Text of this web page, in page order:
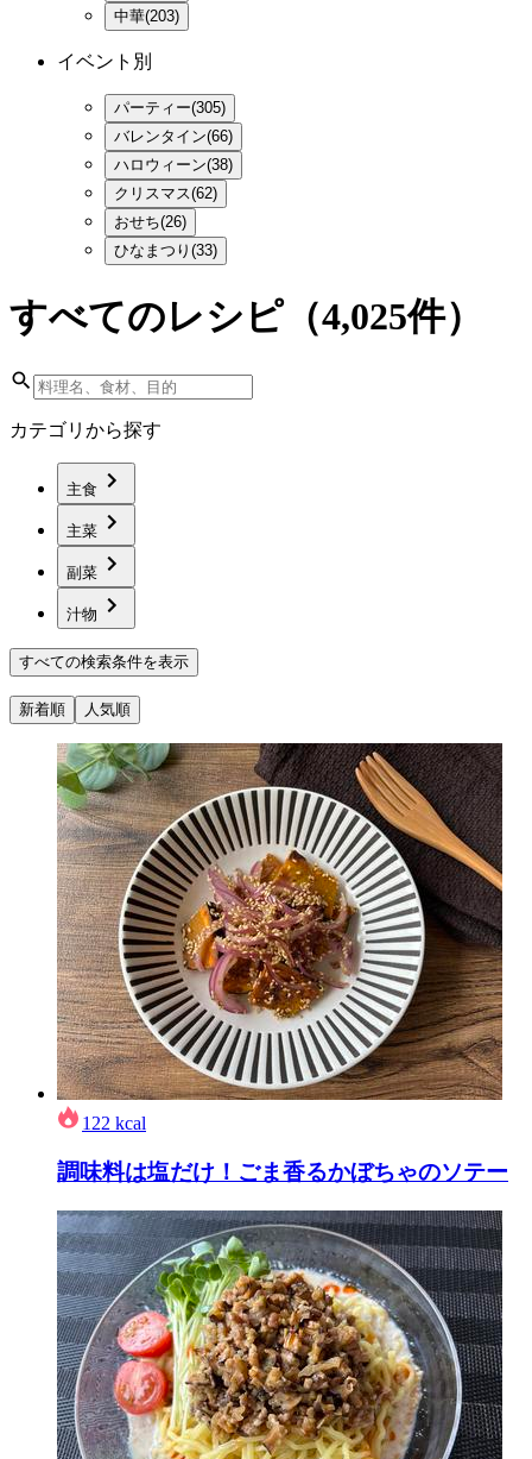
中華(203)
イベント別
パーティー(305)
バレンタイン(66)
ハロウィーン(38)
クリスマス(62)
おせち(26)
ひなまつり(33)
すべてのレシピ（4,025件）
カテゴリから探す
主食
主菜
副菜
汁物
すべての検索条件を表示
新着順 人気順
122 kcal
調味料は塩だけ！ごま香るかぼちゃのソテー